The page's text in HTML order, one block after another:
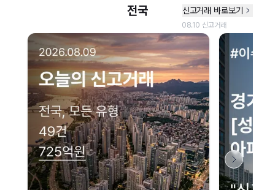
네이버 지도 연결 안내
현재 네이버 지도 연결이 원활하지 않아 지도를 불러올 수 없습니다.
이용에 불편을 드려 죄송합니다.
다시 시도